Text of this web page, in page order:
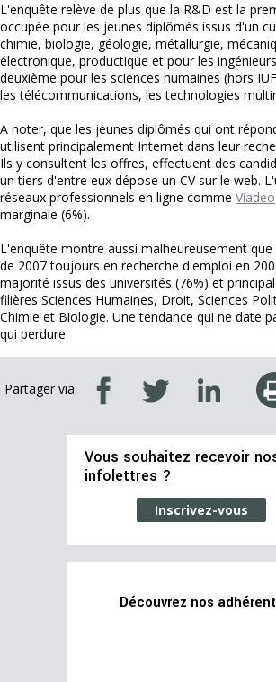
L'enquête relève de plus que la R&D est la
occupée pour les jeunes diplômés issus d'un
chimie, biologie, géologie, métallurgie,
électronique, productique et pour les
deuxième pour les sciences humaines (hors
les télécommunications, les technologies
A noter, que les jeunes diplômés qui ont
utilisent principalement Internet dans leur
Ils y consultent les offres, effectuent des
un tiers d'entre eux dépose un CV sur le web.
réseaux professionnels en ligne comme Viadeo
marginale (6%).
L'enquête montre aussi malheureusement
de 2007 toujours en recherche d'emploi en
majorité issus des universités (76%) et
filières Sciences Humaines, Droit, Sciences
Chimie et Biologie. Une tendance qui ne date
qui perdure.
Partager via
Vous souhaitez recevoir
infolettres ?
Inscrivez-vous
Découvrez nos